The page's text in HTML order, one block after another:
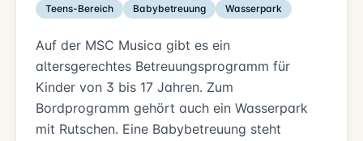
Teens-Bereich
Babybetreuung Wasserpark
Auf der MSC Musica gibt es ein
altersgerechtes Betreuungsprogramm für
Kinder von 3 bis 17 Jahren. Zum
Bordprogramm gehört auch ein Wasserpark
mit Rutschen. Eine Babybetreuung steht